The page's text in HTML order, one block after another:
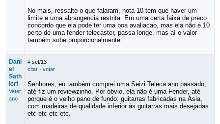
No mais, ressalto o que falaram, nota 10 tem que haver um
limite e uma abrangencia restrita. Em uma certa faixa de preco
concordo que ela pode ter uma boa avaliacao, mas ela não é 10
perto de uma fender telecaster, passa longe, mas aí o valor
também sobe proporcionalmente.
Dani
el
Sath
ierf
Veter
ano
# set/13
citar· votar
Senhores, eu também comprei uma Seizi Teleca ano passado,
até fiz um reviewzinho. Por óbvio, ela não é uma Fender, até
porque é o velho pano de fundo: guitarras fabricadas na Ásia,
com madeiras de qualidade inferior às guitarras mais desejadas
etc etc etc etc.